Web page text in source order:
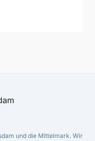
und die Mittelmark. Wir